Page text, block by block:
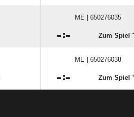
ME | 650276035
: Zum Spiel
ME | 650276038
: Zum Spiel